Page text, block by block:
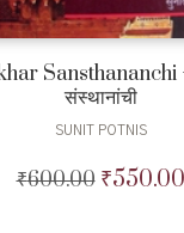
Sansthananchi
संस्थानांची
SUNIT POTNIS
₹600.00 Original
₹550.00